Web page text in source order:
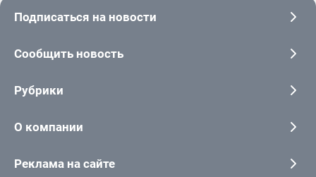
Подписаться на новости
Сообщить новость
Рубрики
О компании
Реклама на сайте